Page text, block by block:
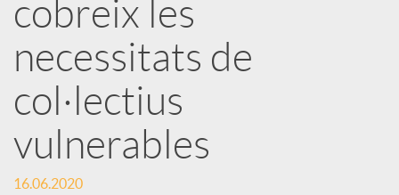
e
s
S
cobreix les
necessitats de
col·lectius
vulnerables
16.06.2020